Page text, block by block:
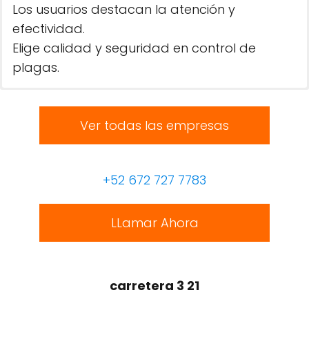
Los usuarios destacan la atención y
efectividad.
Elige calidad y seguridad en control de
plagas.
Ver todas las empresas
+52 672 727 7783
LLamar Ahora
carretera 3 21